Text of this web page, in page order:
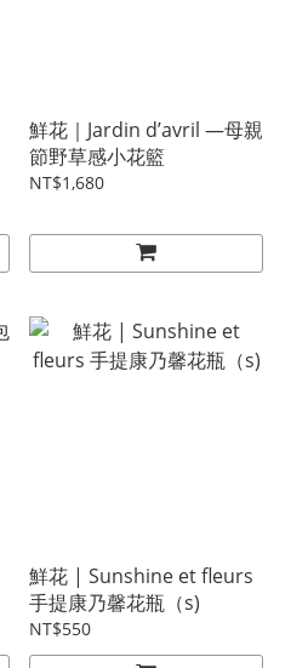
鮮花｜Jardin d’avril —母親
節野草感小花籃
NT$1,680
鮮花 | Sunshine et fleurs
手提康乃馨花瓶（s)
NT$550